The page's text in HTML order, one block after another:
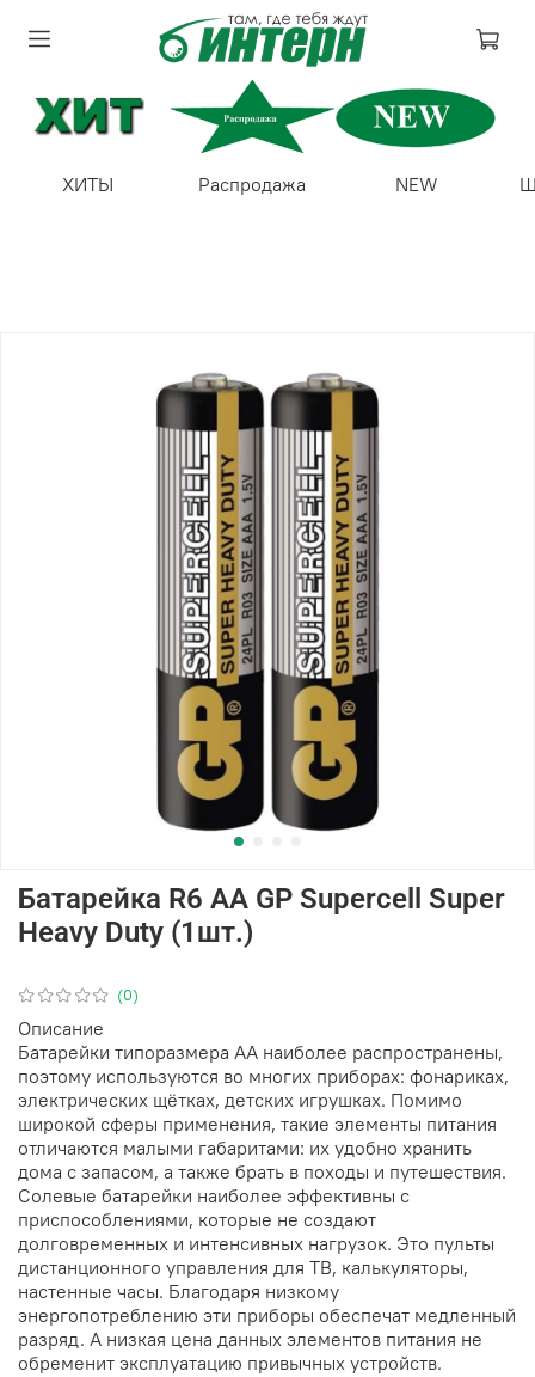
ХИТЫ Распродажа NEW
(0)
Батарейка R6 АА GP Supercell Super
Heavy Duty (1шт.)
Описание
Батарейки типоразмера АА наиболее распространены,
поэтому используются во многих приборах: фонариках,
электрических щётках, детских игрушках. Помимо
широкой сферы применения, такие элементы питания
отличаются малыми габаритами: их удобно хранить
дома с запасом, а также брать в походы и путешествия.
Солевые батарейки наиболее эффективны с
приспособлениями, которые не создают
долговременных и интенсивных нагрузок. Это пульты
дистанционного управления для ТВ, калькуляторы,
настенные часы. Благодаря низкому
энергопотреблению эти приборы обеспечат медленный
разряд. А низкая цена данных элементов питания не
обременит эксплуатацию привычных устройств.